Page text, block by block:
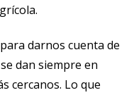
darnos cuenta de
dan siempre en
cercanos. Lo que